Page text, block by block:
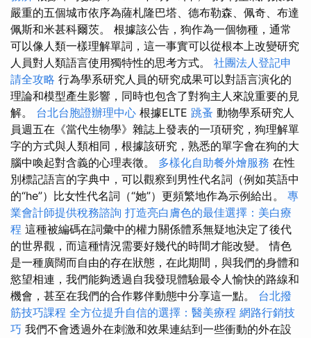
嚴重的五個城市依序為薩札隆巴塔、德布勒森、佩奇、布達
佩斯和米甚科爾茨。 根據該公告，狗作為一個物種，通常
可以像人類一樣理解單詞，這一事實可以從根本上改變研究
人員對人類語言使用獨特性的思考方式。 社團法人登記申
請全攻略 行為學系研究人員的研究成果可以對語言演化的
理論和模型產生影響，同時也包含了對狗主人來說重要的見
解。 台北台胞證辦理中心 根據ELTE 跳蚤 動物學系研究人
員週五在《當代生物學》雜誌上發表的一項研究，狗理解單
字的方式與人類相同，根據該研究，熟悉的單字會在狗的大
腦中喚起對含義的心理表徵。 多樣化自助餐外燴服務 在性
別標記語言的字典中，可以觀察到男性代名詞（例如英語中
的“he”）比女性代名詞（“她”）更頻繁地作為示例給出。 專
業會計師提供稅務諮詢 打造亮白膚色的最佳選擇：美白療
程 這種被編碼在詞彙中的權力關係體系無疑地決定了後代
的世界觀，而這種情況需要好幾代的時間才能改變。 情色
是一種廣闊而自由的存在狀態，在此期間，與我們的身體和
慾望相連，我們能夠透過自我發現體驗最令人愉快的路線和
機會，甚至在我們的合作夥伴動態中分享這一點。 台北撥
筋技巧課程 全方位提升自信的選擇：醫美療程 網路行銷技
巧 我們不會透過外在刺激和效果連結到一些衝動的外在設